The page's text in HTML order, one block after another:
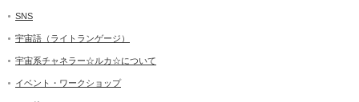
SNS
宇宙語（ライトランゲージ）
宇宙系チャネラー☆ルカ☆について
イベント・ワークショップ